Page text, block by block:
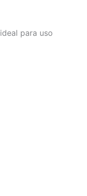
para uso